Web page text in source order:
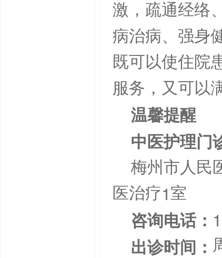
激，疏通经络
病治病、强身
既可以使住院
服务，又可以
温馨提醒
中医护理门
梅州市人民
医治疗1室
咨询电话：
出诊时间：